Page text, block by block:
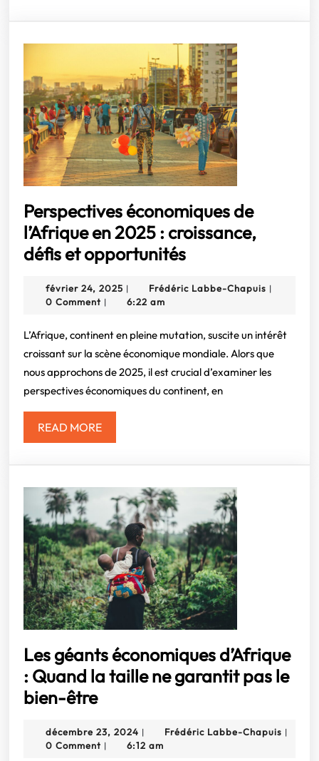
Afrique
Perspectives économiques de
l’Afrique en 2025 : croissance,
défis et opportunitésPerspectives
de
en
2025
:
croissance,
opportunités
février 24, 2025 février
24,
| Frédéric Labbe-Chapuis Frédéric
|
0 Comment | 6:22 am
L’Afrique, continent en pleine mutation, suscite un intérêt
croissant sur la scène économique mondiale. Alors que
nous approchons de 2025, il est crucial d’examiner les
perspectives économiques du continent, en
READ MOREREAD
MORE
Les géants économiques d’Afrique
: Quand la taille ne garantit pas le
bien-êtreLes
économiques
décembre 23, 2024 décembre
23,
| Frédéric Labbe-Chapuis |
0 Comment | 6:12 am